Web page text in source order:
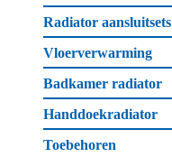
Radiator aansluitsets
Vloerverwarming
Badkamer radiator
Handdoekradiator
Toebehoren